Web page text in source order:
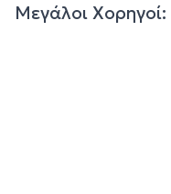
Μεγάλοι Χορηγοί: